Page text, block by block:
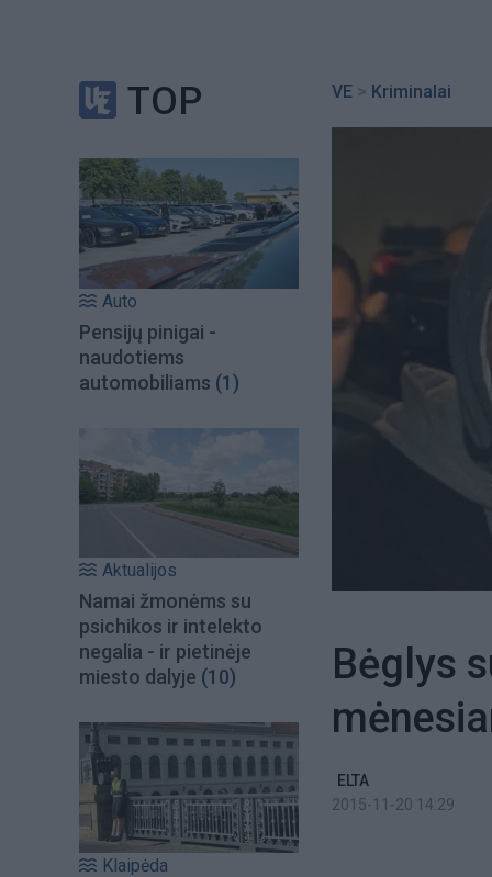
TOP
Auto
Pensijų pinigai -
naudotiems
automobiliams (1)
Aktualijos
Namai žmonėms su
psichikos ir intelekto
negalia - ir pietinėje
miesto dalyje (10)
Klaipėda
VE > Kriminalai
Bėglys
ELTA
2015-11-20 14:29